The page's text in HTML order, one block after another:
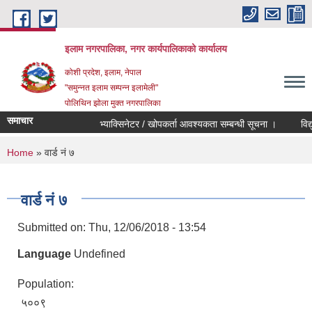
Skip to main content
इलाम नगरपालिका, नगर कार्यपालिकाको कार्यालय
कोशी प्रदेश, इलाम, नेपाल
"समुन्नत इलाम सम्पन्न इलामेली"
पोलिथिन झोला मुक्त नगरपालिका
समाचार भ्याक्सिनेटर / खोपकर्ता आवश्यकता सम्बन्धी सूचना ।
You are here
Home » वार्ड नं ७
वार्ड नं ७
Submitted on: Thu, 12/06/2018 - 13:54
Language Undefined
Population:
५००९